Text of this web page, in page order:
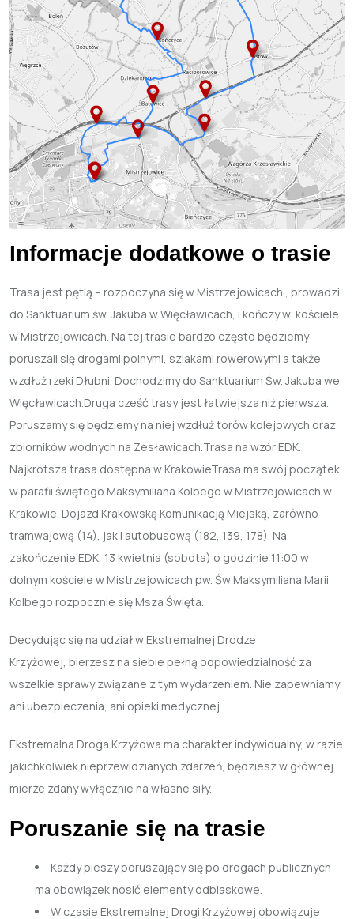
Informacje dodatkowe o trasie
Trasa jest pętlą – rozpoczyna się w Mistrzejowicach , prowadzi
do Sanktuarium św. Jakuba w Więcławicach, i kończy w kościele
w Mistrzejowicach. Na tej trasie bardzo często będziemy
poruszali się drogami polnymi, szlakami rowerowymi a także
wzdłuż rzeki Dłubni. Dochodzimy do Sanktuarium Św. Jakuba we
Więcławicach.Druga cześć trasy jest łatwiejsza niż pierwsza.
Poruszamy się będziemy na niej wzdłuż torów kolejowych oraz
zbiorników wodnych na Zesławicach.Trasa na wzór EDK.
Najkrótsza trasa dostępna w KrakowieTrasa ma swój początek
w parafii świętego Maksymiliana Kolbego w Mistrzejowicach w
Krakowie. Dojazd Krakowską Komunikacją Miejską, zarówno
tramwajową (14), jak i autobusową (182, 139, 178). Na
zakończenie EDK, 13 kwietnia (sobota) o godzinie 11:00 w
dolnym kościele w Mistrzejowicach pw. Św Maksymiliana Marii
Kolbego rozpocznie się Msza Święta.
Decydując się na udział w Ekstremalnej Drodze
Krzyżowej, bierzesz na siebie pełną odpowiedzialność za
wszelkie sprawy związane z tym wydarzeniem. Nie zapewniamy
ani ubezpieczenia, ani opieki medycznej.
Ekstremalna Droga Krzyżowa ma charakter indywidualny, w razie
jakichkolwiek nieprzewidzianych zdarzeń, będziesz w głównej
mierze zdany wyłącznie na własne siły.
Poruszanie się na trasie
Każdy pieszy poruszający się po drogach publicznych
ma obowiązek nosić elementy odblaskowe.
W czasie Ekstremalnej Drogi Krzyżowej obowiązuje